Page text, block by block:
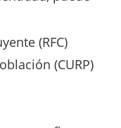
(RFC)
(CURP)